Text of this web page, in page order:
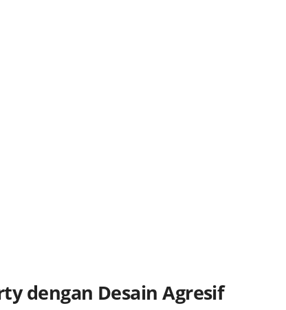
dengan Desain Agresif